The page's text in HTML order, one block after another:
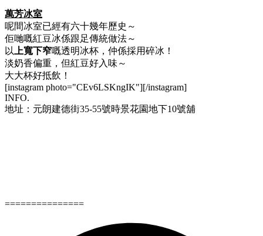
萬芳冰室
呢間冰室已經有六十幾年歷史～
佢哋嘅紅豆冰係跟足傳統做法～
以
上寬下窄嘅透明冰杯，仲係採用碎冰！
淡奶香偏重，但紅豆好入味～
大大杯好抵飲！
[instagram photo="CEv6LSKngIK"][/instagram]
INFO.
地址：元朗建德街35-55號時景花園地下10號舖
===============